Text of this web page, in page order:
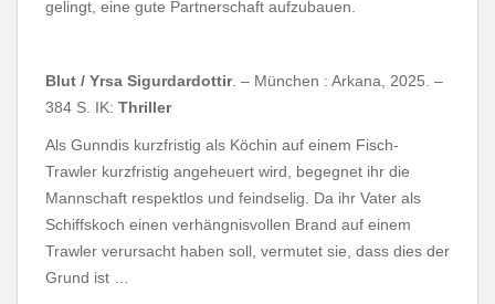
gelingt, eine gute Partnerschaft aufzubauen.
Blut / Yrsa Sigurdardottir. – München : Arkana, 2025. –
384 S. IK: Thriller
Als Gunndis kurzfristig als Köchin auf einem Fisch-
Trawler kurzfristig angeheuert wird, begegnet ihr die
Mannschaft respektlos und feindselig. Da ihr Vater als
Schiffskoch einen verhängnisvollen Brand auf einem
Trawler verursacht haben soll, vermutet sie, dass dies der
Grund ist …